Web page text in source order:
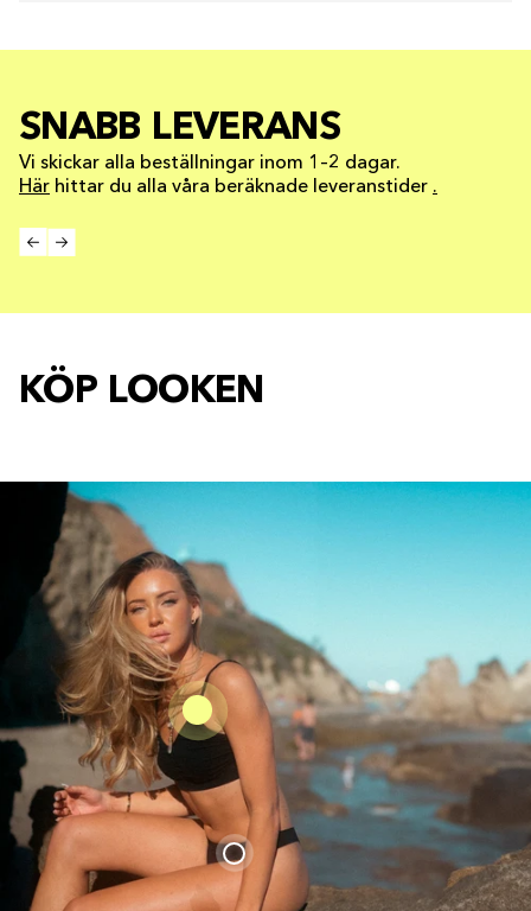
SNABB LEVERANS
Vi skickar alla beställningar inom 1–2 dagar.
Här hittar du alla våra beräknade leveranstider .
KÖP LOOKEN